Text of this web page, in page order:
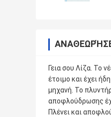
Γεια σου Λίζα. Το
έτοιμο και έχει
μηχανή. Το
αποφλούδρωσης
Πλένει και